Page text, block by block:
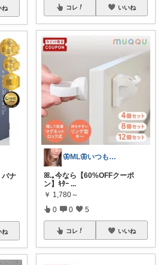
ね
バナ
ね
コレ いいね
🦋ML🦋いつもありがとう💓
ꕤ.｡今なら【60%OFFクーポ
ン】ｷﾀｰ ...
￥ 1,780～
0 0 5
コレ いいね